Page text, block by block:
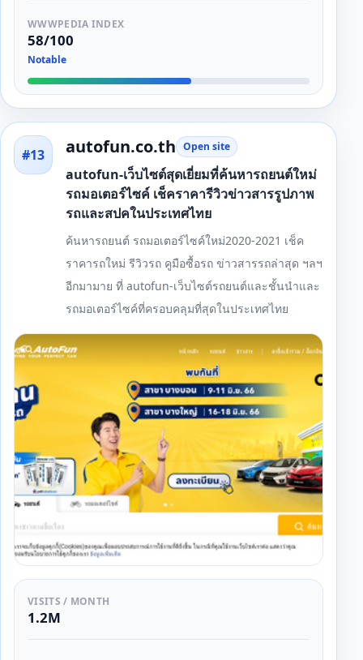
WWWPEDIA INDEX
58/100
Notable
#13 autofun.co.th Open site
autofun-เว็บไซต์สุดเยี่ยมที่ค้นหารถยนต์ใหม่
รถมอเตอร์ไซค์ เช็คราคารีวิวข่าวสารรูปภาพ
รถและสปคในประเทศไทย
ค้นหารถยนต์ รถมอเตอร์ไซค์ใหม่2020-2021 เช็ค
ราคารถใหม่ รีวิวรถ คูมือซื้อรถ ข่าวสารรถล่าสุด ฯลฯ
อีกมามาย ที่ autofun-เว็บไซต์รถยนต์และชั้นนำและ
รถมอเตอร์ไซค์ที่ครอบคลุมที่สุดในประเทศไทย
VISITS / MONTH
1.2M